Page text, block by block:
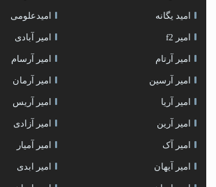
امید یگانه امیدعلومی
امیر f2 امیر آبادی
امیر آرتام امیر آرسام
امیر آرسین امیر آرمان
امیر آریا امیر آریس
امیر آرین امیر آزادی
امیر آک امیر آمیار
امیر آیهان امیر ابدی